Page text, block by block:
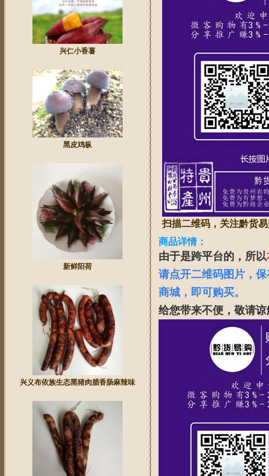
兴仁小香薯
黑皮鸡枞
新鲜阳荷
兴义布依族生态黑猪肉腊香肠麻辣味
扫描二维码，关注黔货
商品详情：
由于是跨平台的，所以
请点开二维码图片，
商城，即可购买。
给您带来不便，敬请谅